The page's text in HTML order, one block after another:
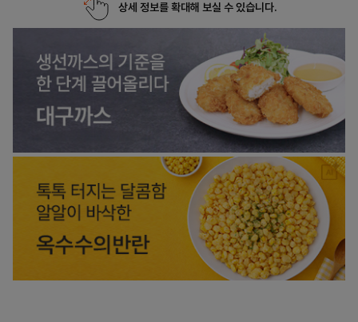
상세 정보를 확대해 보실 수 있습니다.